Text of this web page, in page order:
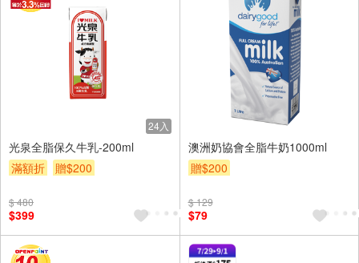
24入
光泉全脂保久牛乳-200ml
滿額折
贈$200
$ 480
$399
澳洲奶協會全脂牛奶1000ml
贈$200
$ 129
$79